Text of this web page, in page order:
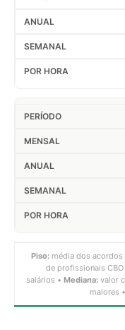
Piso: média dos acordos
de profissionais
salários • Mediana: valor
maiores •